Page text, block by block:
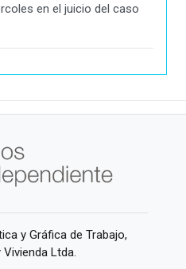
en el juicio del caso
y Gráfica de Trabajo,
Ltda.